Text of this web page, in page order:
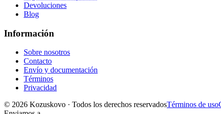
Devoluciones
Blog
Información
Sobre nosotros
Contacto
Envío y documentación
Términos
Privacidad
© 2026 Kozuskovo · Todos los derechos reservadosTérminos de uso